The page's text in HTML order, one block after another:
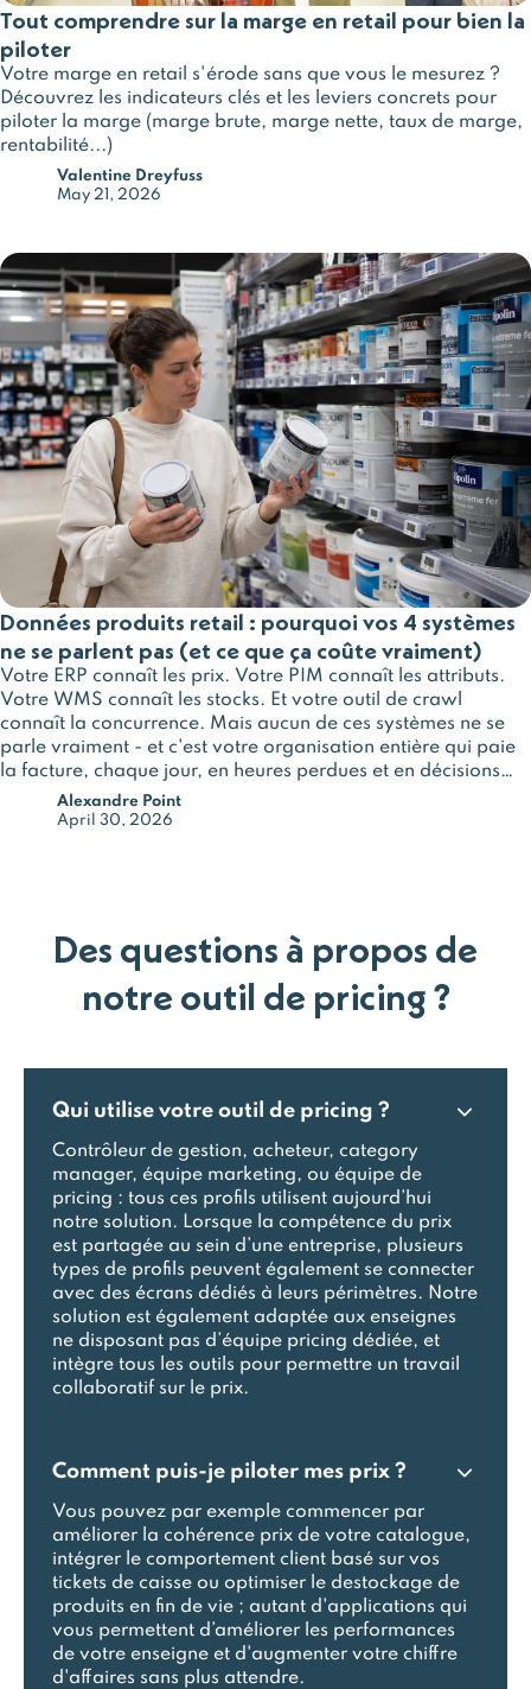
Tout comprendre sur la marge en retail pour bien la
piloter
Votre marge en retail s'érode sans que vous le mesurez ?
Découvrez les indicateurs clés et les leviers concrets pour
piloter la marge (marge brute, marge nette, taux de marge,
rentabilité...)
Valentine Dreyfuss
May 21, 2026
Données produits retail : pourquoi vos 4 systèmes
ne se parlent pas (et ce que ça coûte vraiment)
Votre ERP connaît les prix. Votre PIM connaît les attributs.
Votre WMS connaît les stocks. Et votre outil de crawl
connaît la concurrence. Mais aucun de ces systèmes ne se
parle vraiment - et c'est votre organisation entière qui paie
la facture, chaque jour, en heures perdues et en décisions
prises sur des bases incomplètes.
Alexandre Point
April 30, 2026
Des questions à propos de
notre outil de pricing ?
Qui utilise votre outil de pricing ?
Contrôleur de gestion, acheteur, category
manager, équipe marketing, ou équipe de
pricing : tous ces profils utilisent aujourd’hui
notre solution. Lorsque la compétence du prix
est partagée au sein d’une entreprise, plusieurs
types de profils peuvent également se connecter
avec des écrans dédiés à leurs périmètres. Notre
solution est également adaptée aux enseignes
ne disposant pas d’équipe pricing dédiée, et
intègre tous les outils pour permettre un travail
collaboratif sur le prix.
Comment puis-je piloter mes prix ?
Vous pouvez par exemple commencer par
améliorer la cohérence prix de votre catalogue,
intégrer le comportement client basé sur vos
tickets de caisse ou optimiser le destockage de
produits en fin de vie ; autant d'applications qui
vous permettent d’améliorer les performances
de votre enseigne et d'augmenter votre chiffre
d'affaires sans plus attendre.